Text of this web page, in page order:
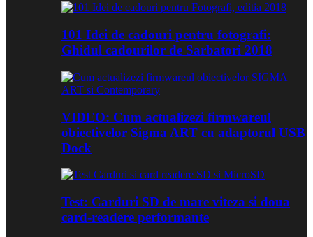
101 Idei de cadouri pentru fotografi:
Ghidul cadourilor de Sarbatori 2018
VIDEO: Cum actualizezi firmwareul
obiectivelor Sigma ART cu adaptorul USB
Dock
Test: Carduri SD de mare viteza si doua
card-readere performante